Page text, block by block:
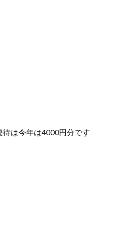
は今年は4000円分です